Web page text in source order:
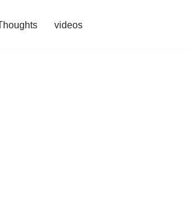
videos